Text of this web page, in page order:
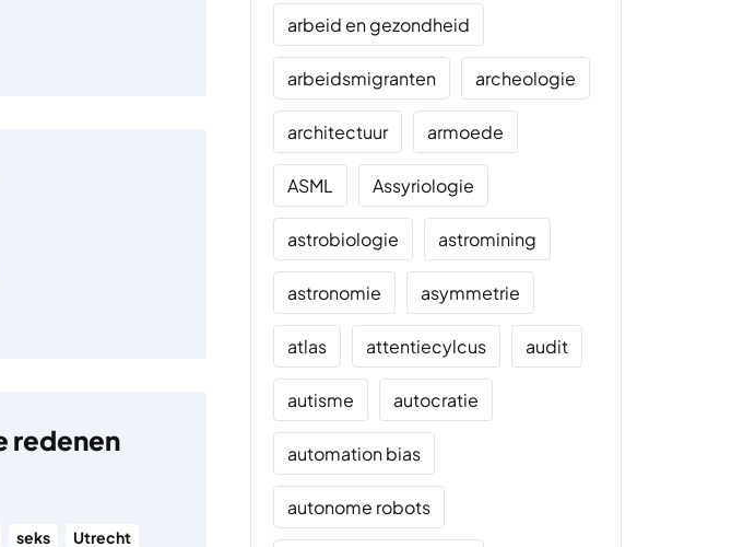
redenen
seks Utrecht
arbeid en gezondheid
arbeidsmigranten archeologie
architectuur armoede
ASML Assyriologie
astrobiologie astromining
astronomie asymmetrie
atlas attentiecylcus audit
autisme autocratie
automation bias
autonome robots